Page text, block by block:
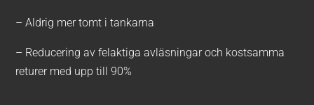
– Aldrig mer tomt i tankarna
– Reducering av felaktiga avläsningar och kostsamma
returer med upp till 90%